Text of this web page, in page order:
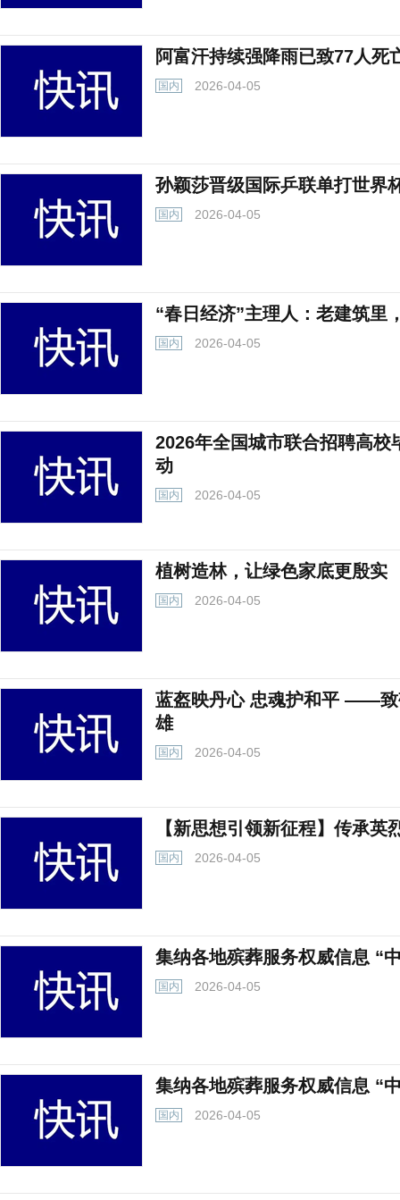
阿富汗持续强降雨已致77人死
国内 2026-04-05
孙颖莎晋级国际乒联单打世界
国内 2026-04-05
“春日经济”主理人：老建筑里
国内 2026-04-05
2026年全国城市联合招聘高校
动
国内 2026-04-05
植树造林，让绿色家底更殷实
国内 2026-04-05
蓝盔映丹心 忠魂护和平 ——致
雄
国内 2026-04-05
【新思想引领新征程】传承英
国内 2026-04-05
集纳各地殡葬服务权威信息 “
国内 2026-04-05
集纳各地殡葬服务权威信息 “
国内 2026-04-05